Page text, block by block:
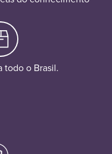
todo o Brasil.